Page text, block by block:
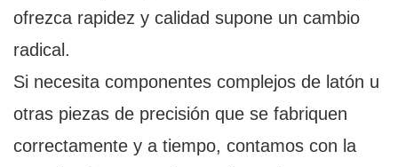
ofrezca rapidez y calidad supone un cambio
radical.
Si necesita componentes complejos de latón u
otras piezas de precisión que se fabriquen
correctamente y a tiempo, contamos con la